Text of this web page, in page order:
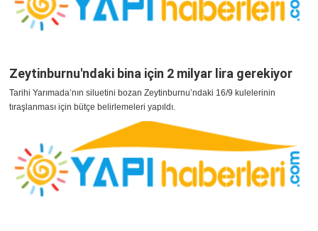
Zeytinburnu'ndaki bina için 2 milyar lira gerekiyor
Tarihi Yarımada’nın siluetini bozan Zeytinburnu’ndaki 16/9 kulelerinin
tıraşlanması için bütçe belirlemeleri yapıldı.